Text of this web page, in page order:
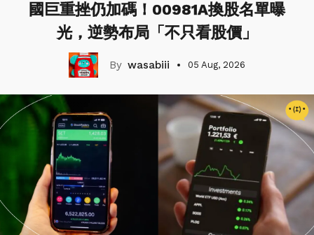
國巨重挫仍加碼！00981A換股名單曝
光，逆勢布局「不只看股價」
wasabiii 05 Aug, 2026